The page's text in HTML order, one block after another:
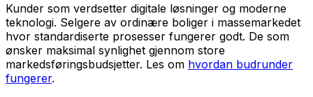
Kunder som verdsetter digitale løsninger og moderne
teknologi. Selgere av ordinære boliger i massemarkedet
hvor standardiserte prosesser fungerer godt. De som
ønsker maksimal synlighet gjennom store
markedsføringsbudsjetter. Les om hvordan budrunder
fungerer.